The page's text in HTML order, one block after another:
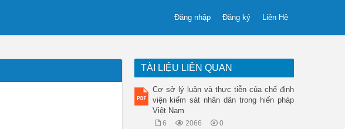
Liên Hệ
Đăng ký
Đăng nhập
TÀI LIỆU LIÊN QUAN
Cơ sở lý luận và thực tiễn của chế định
viện kiểm sát nhân dân trong hiến pháp
Việt Nam
6 2066 0